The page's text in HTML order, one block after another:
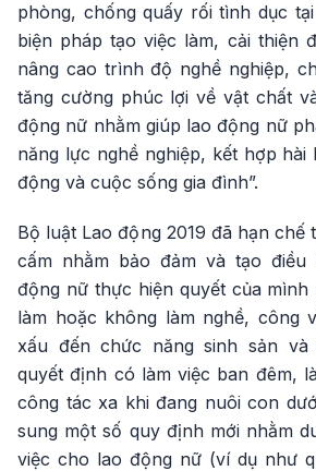
phòng, chống quấy rối tình dục tại
biện pháp tạo việc làm, cải thiện
nâng cao trình độ nghề nghiệp,
tăng cường phúc lợi về vật chất
động nữ nhằm giúp lao động nữ
năng lực nghề nghiệp, kết hợp hài
động và cuộc sống gia đình”.
Bộ luật Lao động 2019 đã hạn chế
cấm nhằm bảo đảm và tạo điều
động nữ thực hiện quyết của
làm hoặc không làm nghề, công
xấu đến chức năng sinh sản
quyết định có làm việc ban đêm,
công tác xa khi đang nuôi con
sung một số quy định mới nhằm
việc cho lao động nữ (ví dụ như